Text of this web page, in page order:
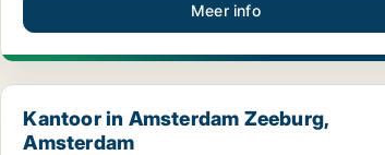
Meer info
Kantoor in Amsterdam Zeeburg, Amsterdam
Kantoor in Amsterdam Zeeburg,
Amsterdam